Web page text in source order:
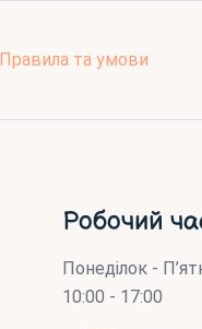
Правила та умови
Робочий
Понеділок -
10:00 - 17:00